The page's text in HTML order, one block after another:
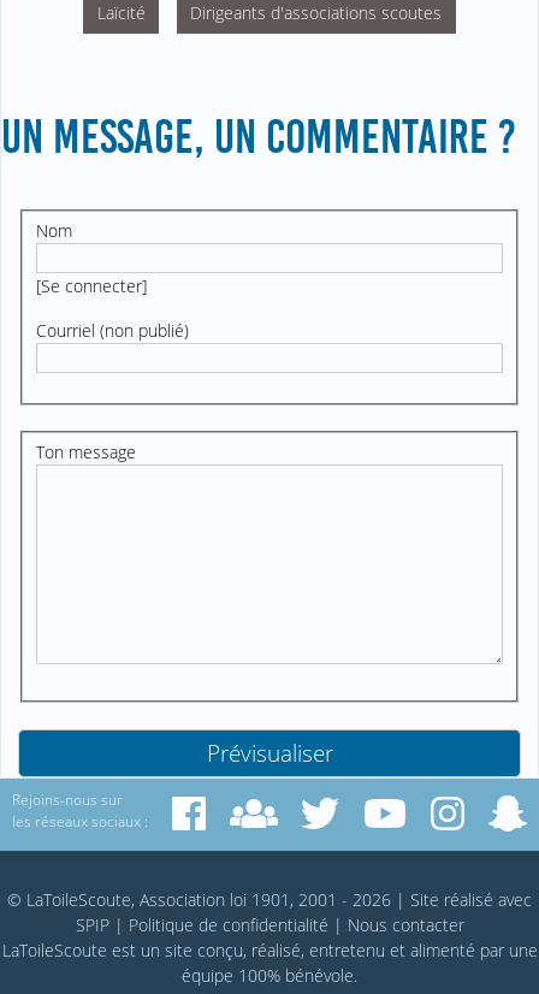
Laïcité Dirigeants d'associations scoutes
UN MESSAGE, UN COMMENTAIRE ?
Nom
[Se connecter]
Courriel (non publié)
Ton message
Rejoins-nous sur
les réseaux sociaux :
© LaToileScoute, Association loi 1901, 2001 - 2026 | Site réalisé avec
SPIP| Politique de confidentialité | Nous contacter
LaToileScoute est un site conçu, réalisé, entretenu et alimenté par une
équipe 100% bénévole.